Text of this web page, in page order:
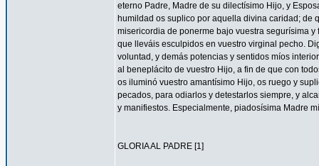
eterno Padre, Madre de su dilectísimo Hijo, y
humildad os suplico por aquella divina caridad; de
misericordia de ponerme bajo vuestra segurísima
que lleváis esculpidos en vuestro virginal pecho.
voluntad, y demás potencias y sentidos míos
al beneplácito de vuestro Hijo, a fin de que con
os iluminó vuestro amantísimo Hijo, os ruego y
pecados, para odiarlos y detestarlos siempre, y
y manifiestos. Especialmente, piadosísima Madre
GLORIA AL PADRE [1]